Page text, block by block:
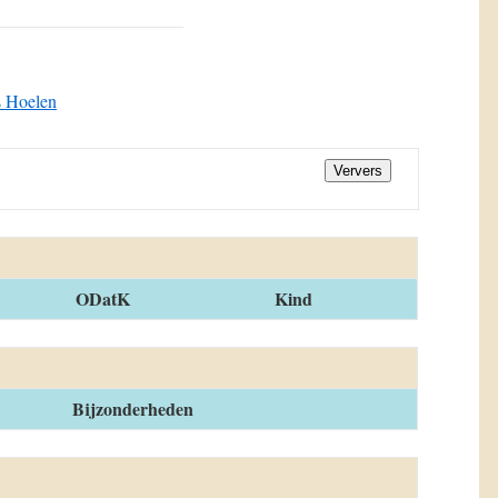
Hoelen
Ververs
ODatK Kind
Bijzonderheden